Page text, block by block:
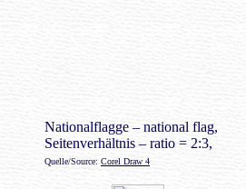
Nationalflagge – national flag,
Seitenverhältnis – ratio = 2:3,
Quelle/Source: Corel Draw 4